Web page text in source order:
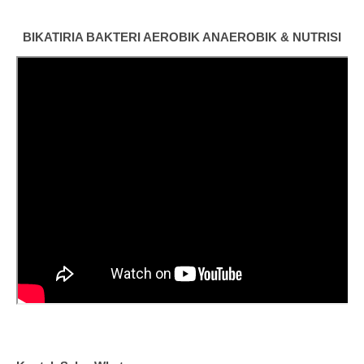
BIKATIRIA BAKTERI AEROBIK ANAEROBIK & NUTRISI